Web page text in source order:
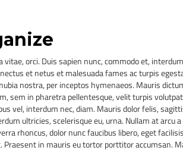
orci. Duis sapien nunc, commodo et,
et netus et malesuada fames ac turpis
nostra, per inceptos hymenaeos. Mauris
sem in pharetra pellentesque, velit turpis
vel, interdum nec, diam. Mauris dolor felis,
ultricies, scelerisque eu, urna. Nullam at arcu
rhoncus, dolor nunc faucibus libero, eget
in mauris eu tortor porttitor accumsan.